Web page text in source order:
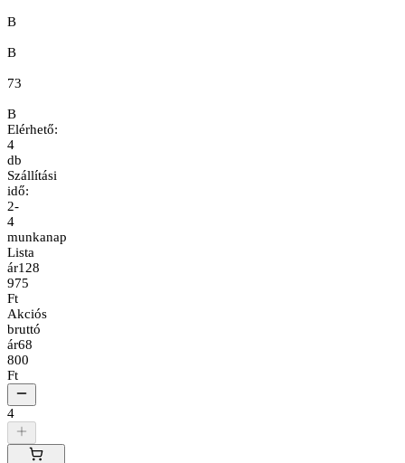
B
B
73
B
Elérhető:
4
db
Szállítási
idő:
2-
4
munkanap
Lista
ár128
975
Ft
Akciós
bruttó
ár68
800
Ft
4